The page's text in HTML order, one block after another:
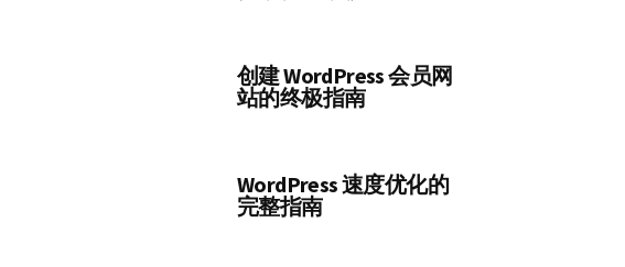
创建 WordPress 会员网
站的终极指南
WordPress 速度优化的
完整指南